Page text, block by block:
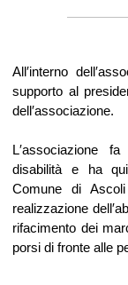
All′interno
supporto al
dell′associazione.
L′associazione
disabilità e ha
Comune di
realizzazione
rifacimento dei
porsi di fronte alle